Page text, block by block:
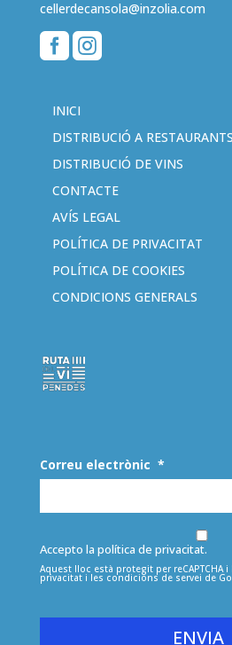
cellerdecansola@inzolia.com

INICI
DISTRIBUCIÓ A
DISTRIBUCIÓ DE VINS
CONTACTE
AVÍS LEGAL
POLÍTICA DE PRIVACITAT
POLÍTICA DE COOKIES
CONDICIONS GENERALS
Correu electrònic *
Accepto la política de privacitat.
Aquest lloc està protegit per reCAPTCHA
privacitati les condicions de servei de